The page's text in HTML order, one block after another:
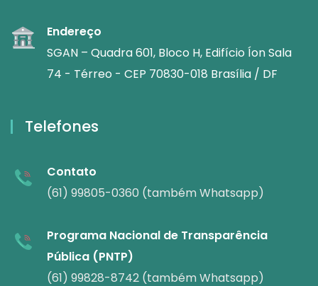
Endereço
SGAN – Quadra 601, Bloco H, Edifício Íon Sala
74 - Térreo - CEP 70830-018 Brasília / DF
Telefones
Contato
(61) 99805-0360 (também Whatsapp)
Programa Nacional de Transparência
Pública (PNTP)
(61) 99828-8742 (também Whatsapp)